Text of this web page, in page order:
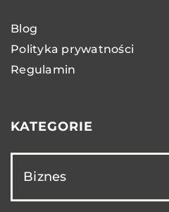
Blog
Polityka prywatności
Regulamin
KATEGORIE
Biznes